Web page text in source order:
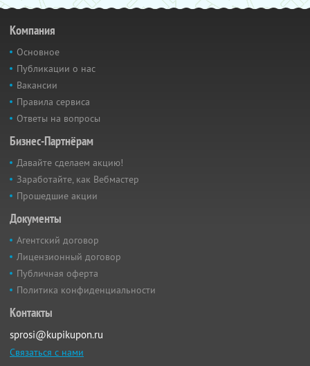
Компания
Основное
Публикации о нас
Вакансии
Правила сервиса
Ответы на вопросы
Бизнес-Партнёрам
Давайте сделаем акцию!
Заработайте, как Вебмастер
Прошедшие акции
Документы
Агентский договор
Лицензионный договор
Публичная оферта
Политика конфиденциальности
Контакты
sprosi@kupikupon.ru
Связаться с нами